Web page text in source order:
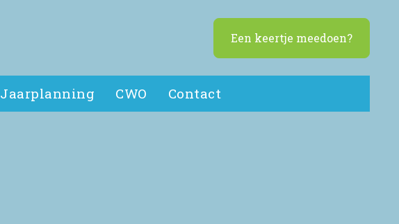
Een keertje meedoen?
Jaarplanning CWO Contact